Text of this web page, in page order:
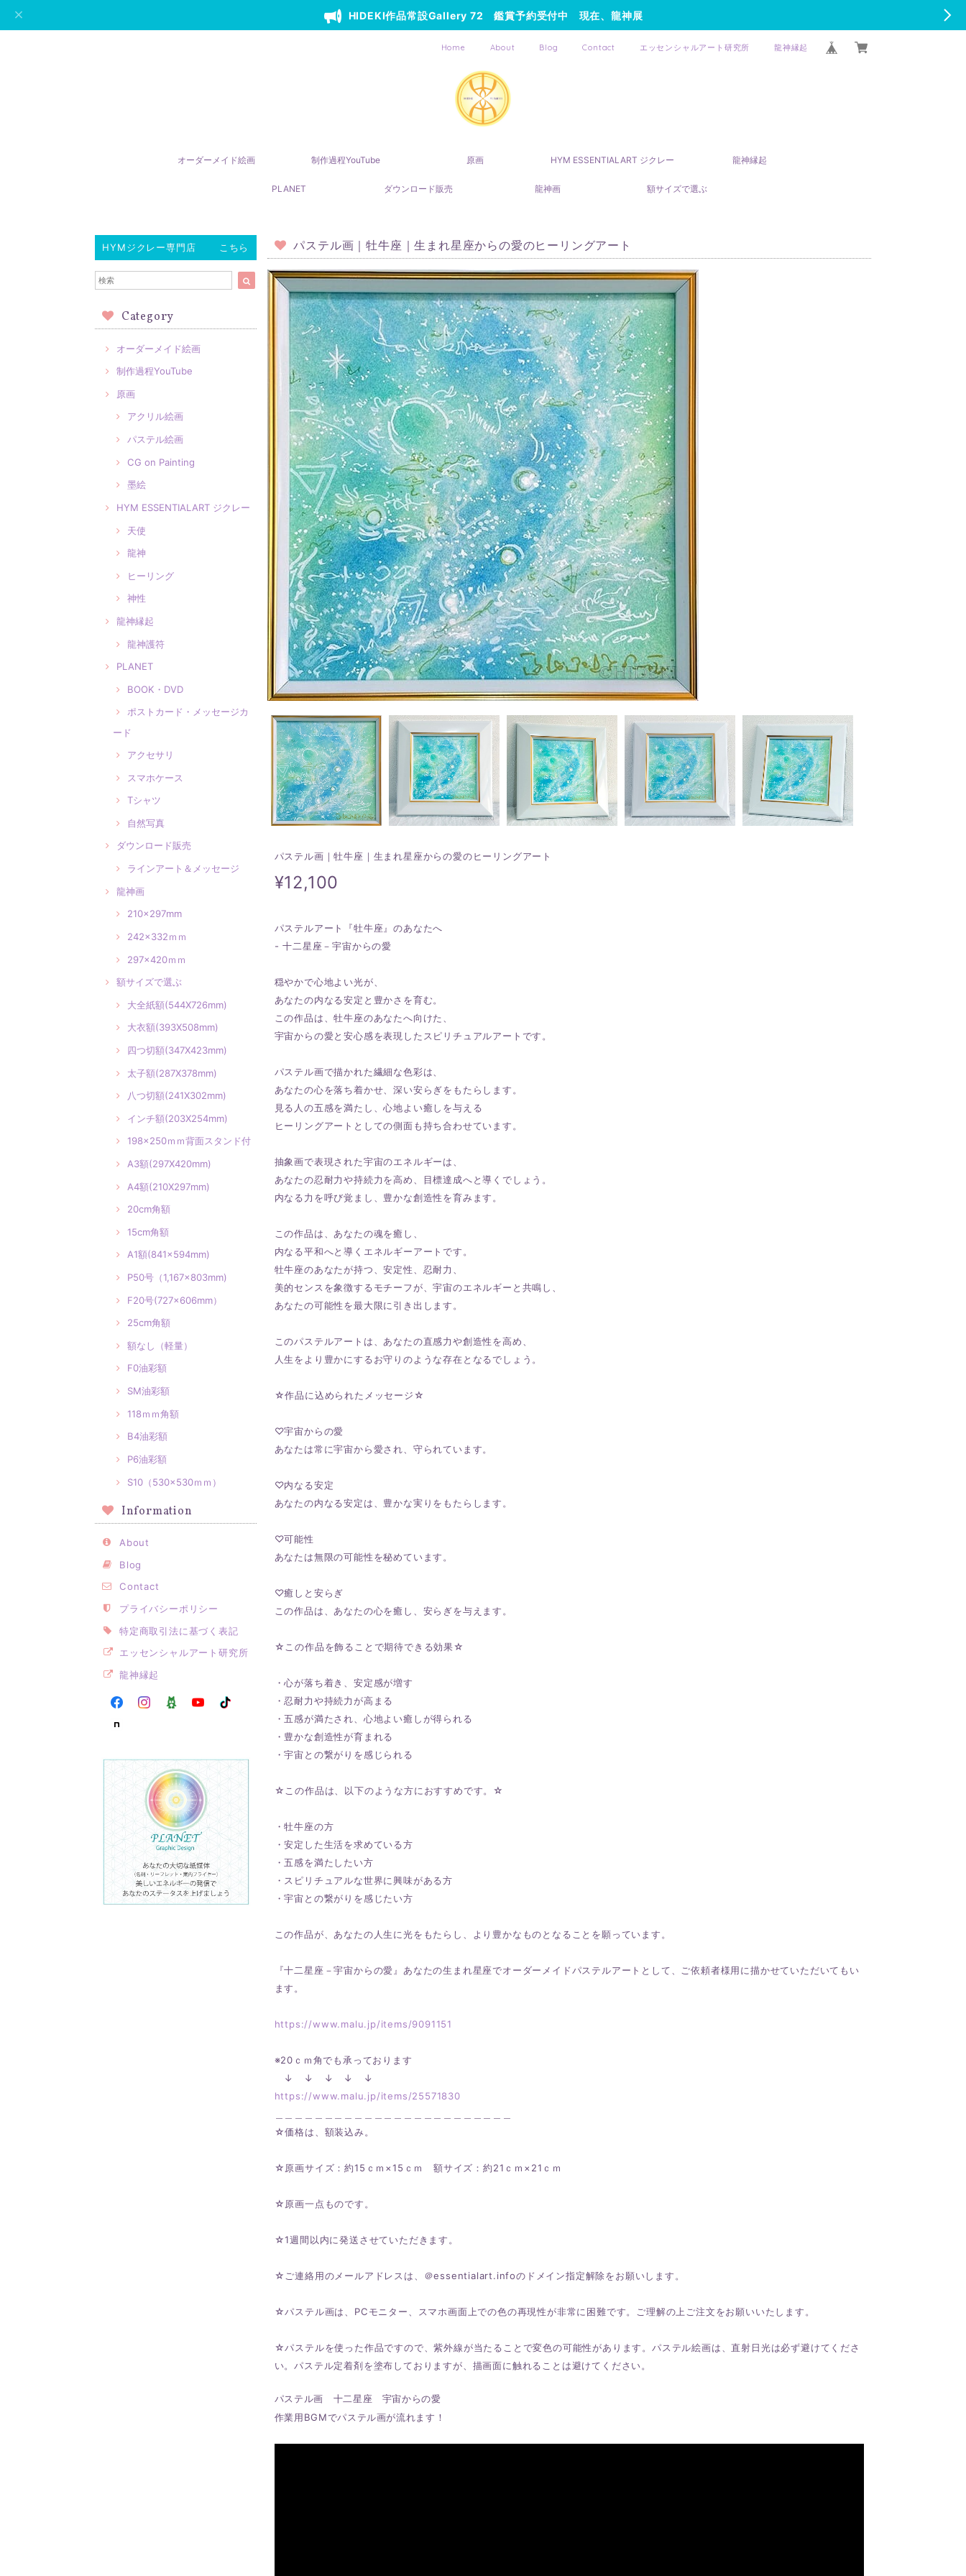
HIDEKI作品常設Gallery 72 鑑賞予約受付中 現在、龍神展
Home About Blog Contact エッセンシャルアート研究所 龍神縁起
オーダーメイド絵画 制作過程YouTube 原画 HYM ESSENTIALART ジクレー 龍神縁起
PLANET ダウンロード販売 龍神画 額サイズで選ぶ
HYMジクレー専門店 こちら
Category
オーダーメイド絵画
制作過程YouTube
原画
アクリル絵画
パステル絵画
CG on Painting
墨絵
HYM ESSENTIALART ジクレー
天使
龍神
ヒーリング
神性
龍神縁起
龍神護符
PLANET
BOOK・DVD
ポストカード・メッセージカ
ード
アクセサリ
スマホケース
Tシャツ
自然写真
ダウンロード販売
ラインアート＆メッセージ
龍神画
210×297mm
242×332ｍｍ
297×420ｍｍ
額サイズで選ぶ
大全紙額(544X726mm)
大衣額(393X508mm)
四つ切額(347X423mm)
太子額(287X378mm)
八つ切額(241X302mm)
インチ額(203X254mm)
198×250ｍｍ背面スタンド付
A3額(297X420mm)
A4額(210X297mm)
20cm角額
15cm角額
A1額(841×594mm)
P50号（1,167×803mm)
F20号(727×606mm）
25cm角額
額なし（軽量）
F0油彩額
SM油彩額
118ｍｍ角額
B4油彩額
P6油彩額
S10（530×530ｍｍ）
Information
About
Blog
Contact
プライバシーポリシー
特定商取引法に基づく表記
エッセンシャルアート研究所
龍神縁起
パステル画｜牡牛座｜生まれ星座からの愛のヒーリングアート
パステル画｜牡牛座｜生まれ星座からの愛のヒーリングアート
¥12,100
パステルアート『牡牛座』のあなたへ
- 十二星座－宇宙からの愛
穏やかで心地よい光が、
あなたの内なる安定と豊かさを育む。
この作品は、牡牛座のあなたへ向けた、
宇宙からの愛と安心感を表現したスピリチュアルアートです。
パステル画で描かれた繊細な色彩は、
あなたの心を落ち着かせ、深い安らぎをもたらします。
見る人の五感を満たし、心地よい癒しを与える
ヒーリングアートとしての側面も持ち合わせています。
抽象画で表現された宇宙のエネルギーは、
あなたの忍耐力や持続力を高め、目標達成へと導くでしょう。
内なる力を呼び覚まし、豊かな創造性を育みます。
この作品は、あなたの魂を癒し、
内なる平和へと導くエネルギーアートです。
牡牛座のあなたが持つ、安定性、忍耐力、
美的センスを象徴するモチーフが、宇宙のエネルギーと共鳴し、
あなたの可能性を最大限に引き出します。
このパステルアートは、あなたの直感力や創造性を高め、
人生をより豊かにするお守りのような存在となるでしょう。
☆作品に込められたメッセージ☆
♡宇宙からの愛
あなたは常に宇宙から愛され、守られています。
♡内なる安定
あなたの内なる安定は、豊かな実りをもたらします。
♡可能性
あなたは無限の可能性を秘めています。
♡癒しと安らぎ
この作品は、あなたの心を癒し、安らぎを与えます。
☆この作品を飾ることで期待できる効果☆
・心が落ち着き、安定感が増す
・忍耐力や持続力が高まる
・五感が満たされ、心地よい癒しが得られる
・豊かな創造性が育まれる
・宇宙との繋がりを感じられる
☆この作品は、以下のような方におすすめです。☆
・牡牛座の方
・安定した生活を求めている方
・五感を満たしたい方
・スピリチュアルな世界に興味がある方
・宇宙との繋がりを感じたい方
この作品が、あなたの人生に光をもたらし、より豊かなものとなることを願っています。
『十二星座－宇宙からの愛』あなたの生まれ星座でオーダーメイドパステルアートとして、ご依頼者様用に描かせていただいてもい
ます。
https://www.malu.jp/items/9091151
※20ｃｍ角でも承っております
↓ ↓ ↓ ↓ ↓
https://www.malu.jp/items/25571830
☆価格は、額装込み。
☆原画サイズ：約15ｃｍ×15ｃｍ 額サイズ：約21ｃｍ×21ｃｍ
☆原画一点ものです。
☆1週間以内に発送させていただきます。
☆ご連絡用のメールアドレスは、＠essentialart.infoのドメイン指定解除をお願いします。
☆パステル画は、PCモニター、スマホ画面上での色の再現性が非常に困難です。ご理解の上ご注文をお願いいたします。
☆パステルを使った作品ですので、紫外線が当たることで変色の可能性があります。パステル絵画は、直射日光は必ず避けてくださ
い。パステル定着剤を塗布しておりますが、描画面に触れることは避けてください。
パステル画 十二星座 宇宙からの愛
作業用BGMでパステル画が流れます！